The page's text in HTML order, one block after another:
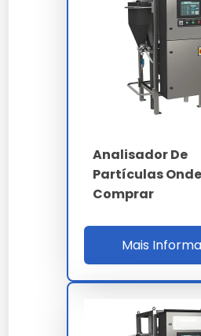
Classes ISO 4406
Repetibilidade
Vazão amostra
Ultrassom dispersão
Analisador De
Partículas Onde
Comprar
Mais